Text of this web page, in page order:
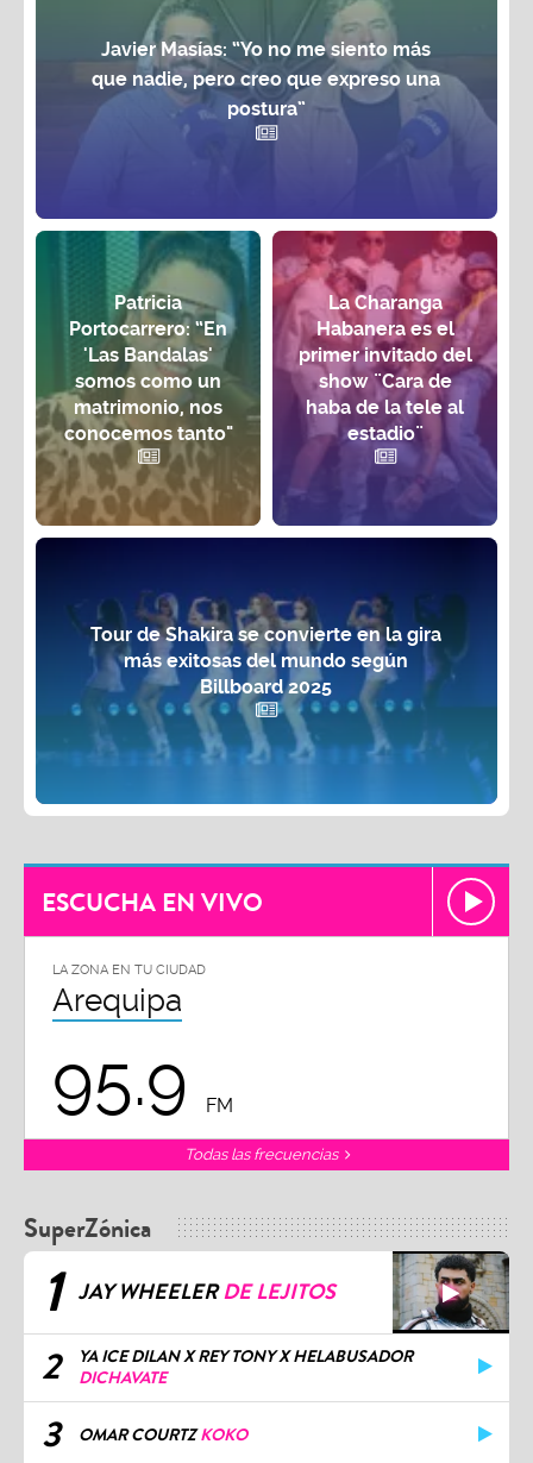
Javier Masías: “Yo no me siento más
que nadie, pero creo que expreso una
postura”
Patricia
Portocarrero: “En
'Las Bandalas'
somos como un
matrimonio, nos
conocemos tanto"
La Charanga
Habanera es el
primer invitado del
show ¨Cara de
haba de la tele al
estadio¨
Tour de Shakira se convierte en la gira
más exitosas del mundo según
Billboard 2025
ESCUCHA EN VIVO
LA ZONA EN TU CIUDAD
Arequipa
95.9 FM
Todas las frecuencias
SuperZónica
1 JAY WHEELERDE LEJITOS
2
YA ICE DILAN X REY TONY X HELABUSADOR
DICHAVATE
3 OMAR COURTZKOKO